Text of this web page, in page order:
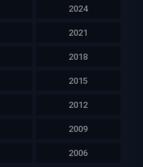
2024
2021
2018
2015
2012
2009
2006